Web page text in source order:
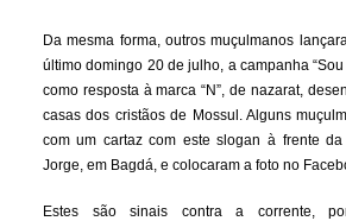
Da mesma forma, outros muçulmanos
último domingo 20 de julho, a campanha
como resposta à marca “N”, de nazarat,
casas dos cristãos de Mossul. Alguns
com um cartaz com este slogan à frente
Jorge, em Bagdá, e colocaram a foto no
Estes são sinais contra a corrente,